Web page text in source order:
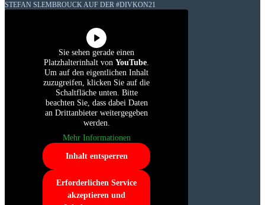
STEFAN SLEMBROUCK AUF DER #DIVKON21
Sie sehen gerade einen
Platzhalterinhalt von YouTube.
Um auf den eigentlichen Inhalt
zuzugreifen, klicken Sie auf die
Schaltfläche unten. Bitte
beachten Sie, dass dabei Daten
an Drittanbieter weitergegeben
werden.
Mehr Informationen
Inhalt entsperren
Erforderlichen Service
akzeptieren und